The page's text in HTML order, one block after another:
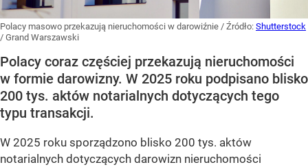
Polacy masowo przekazują nieruchomości w darowiźnie / Źródło: Shutterstock
/ Grand Warszawski
Polacy coraz częściej przekazują nieruchomości
w formie darowizny. W 2025 roku podpisano blisko
200 tys. aktów notarialnych dotyczących tego
typu transakcji.
W 2025 roku sporządzono blisko 200 tys. aktów
notarialnych dotyczących darowizn nieruchomości